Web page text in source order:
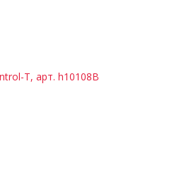
T, арт. h10108B